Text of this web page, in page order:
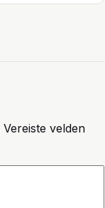
Vereiste velden